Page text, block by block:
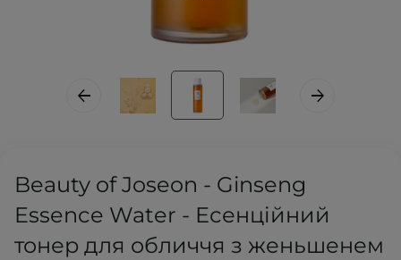
Beauty of Joseon - Ginseng
Essence Water - Есенційний
тонер для обличчя з женьшенем